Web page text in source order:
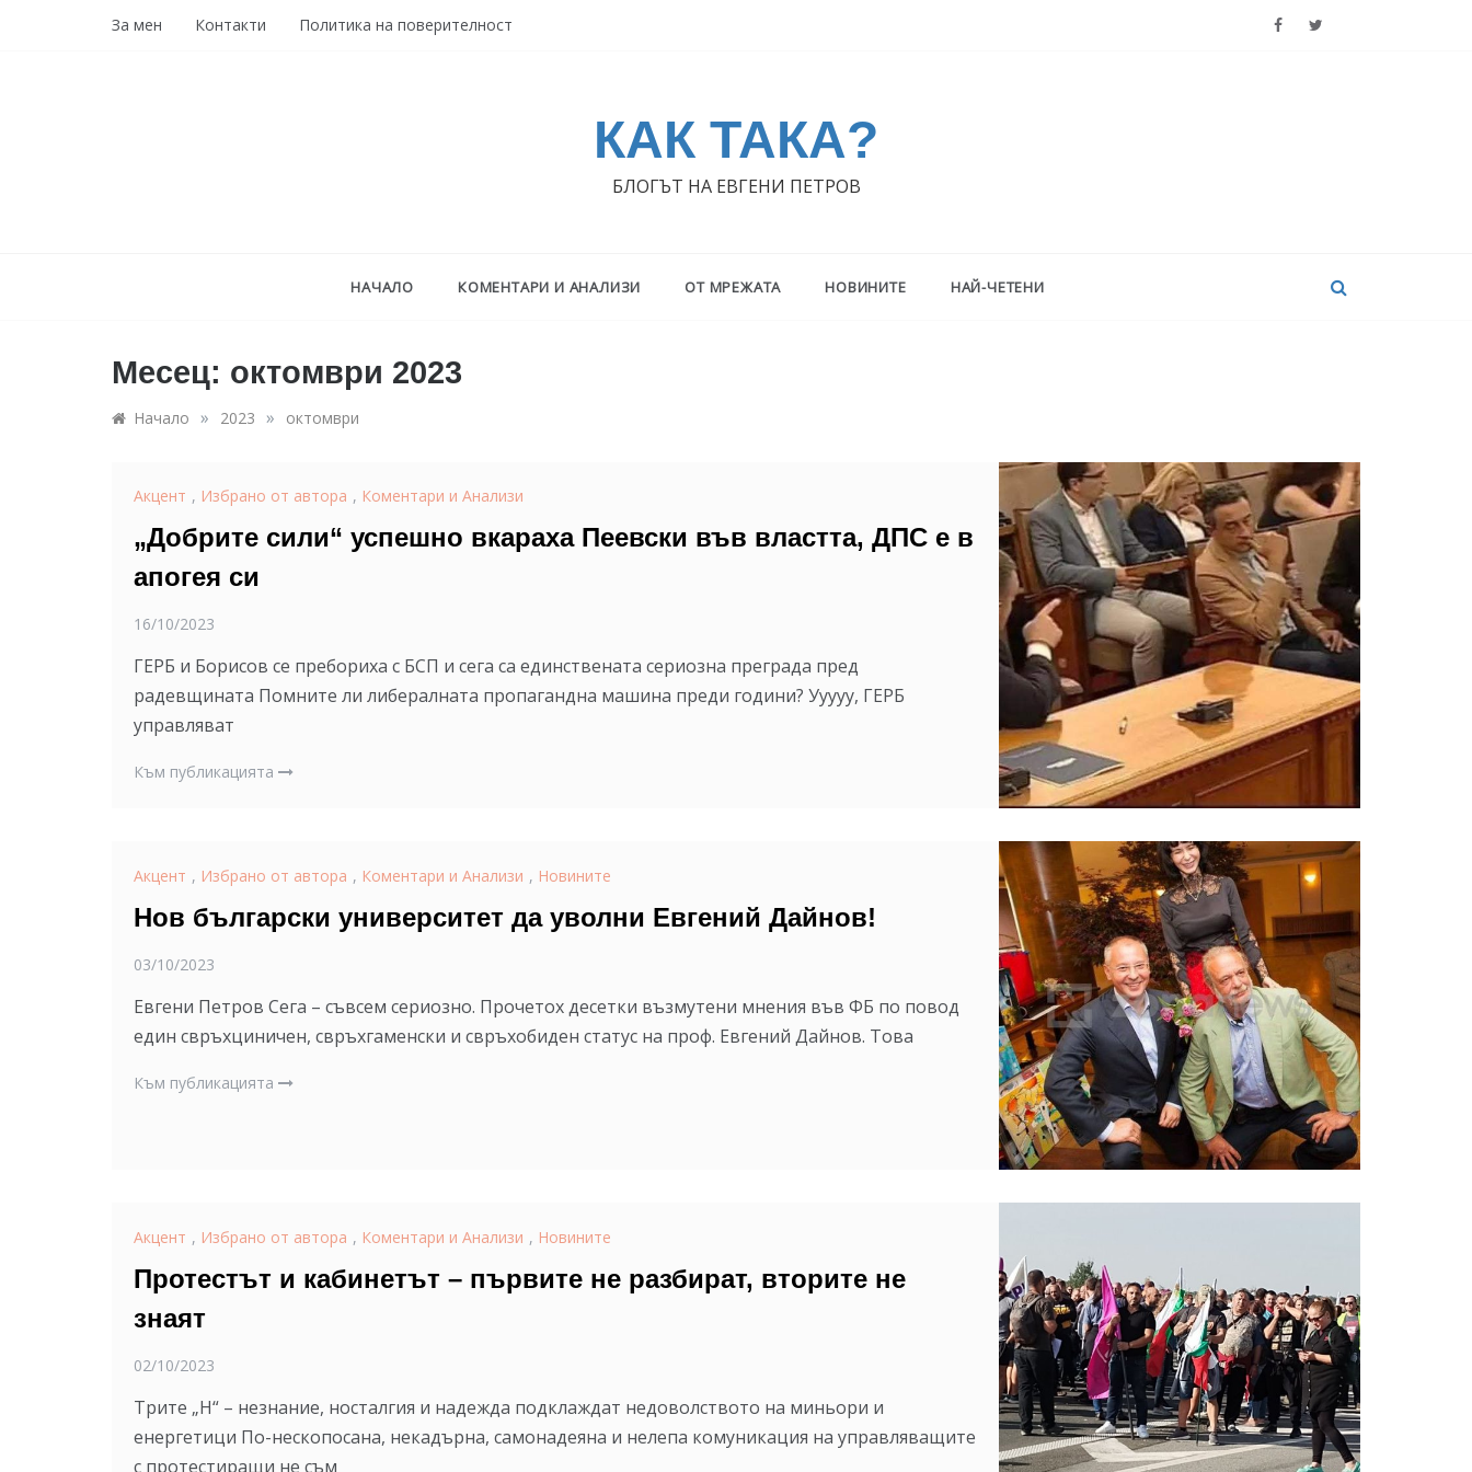
За мен Контакти Политика на поверителност
КАК ТАКА?
БЛОГЪТ НА ЕВГЕНИ ПЕТРОВ
НАЧАЛО КОМЕНТАРИ И АНАЛИЗИ ОТ МРЕЖАТА НОВИНИТЕ НАЙ-ЧЕТЕНИ
Месец: октомври 2023
Начало » 2023 » октомври
Акцент , Избрано от автора , Коментари и Анализи
„Добрите сили“ успешно вкараха Пеевски във властта, ДПС е в
апогея си
16/10/2023
ГЕРБ и Борисов се пребориха с БСП и сега са единствената сериозна преграда пред
радевщината Помните ли либералната пропагандна машина преди години? Ууууу, ГЕРБ
управляват
Към публикацията
Акцент , Избрано от автора , Коментари и Анализи , Новините
Нов български университет да уволни Евгений Дайнов!
03/10/2023
Евгени Петров Сега – съвсем сериозно. Прочетох десетки възмутени мнения във ФБ по повод
един свръхциничен, свръхгаменски и свръхобиден статус на проф. Евгений Дайнов. Това
Към публикацията
Акцент , Избрано от автора , Коментари и Анализи , Новините
Протестът и кабинетът – първите не разбират, вторите не
знаят
02/10/2023
Трите „Н“ – незнание, носталгия и надежда подклаждат недоволството на миньори и
енергетици По-нескопосана, некадърна, самонадеяна и нелепа комуникация на управляващите
с протестиращи не съм